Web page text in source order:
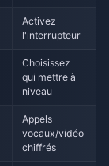
Activez
l'interrupteur
Choisissez
qui mettre à
niveau
Appels
vocaux/vidéo
chiffrés